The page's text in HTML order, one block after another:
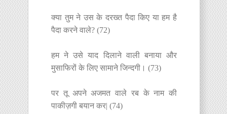
क्या तुम ने उस के दरख्त पैदा किए या हम है
पैदा करने वाले? (72)
हम ने उसे याद दिलाने वाली बनाया और
मुसाफिरों के लिए सामाने जिन्दगी। (73)
पर तू अपने अजमत वाले रब के नाम की
पाकीज़गी बयान कर| (74)